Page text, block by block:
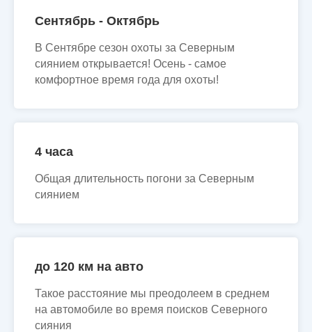
Сентябрь - Октябрь
В Сентябре сезон охоты за Северным
сиянием открывается! Осень - самое
комфортное время года для охоты!
4 часа
Общая длительность погони за Северным
сиянием
до 120 км на авто
Такое расстояние мы преодолеем в среднем
на автомобиле во время поисков Северного
сияния